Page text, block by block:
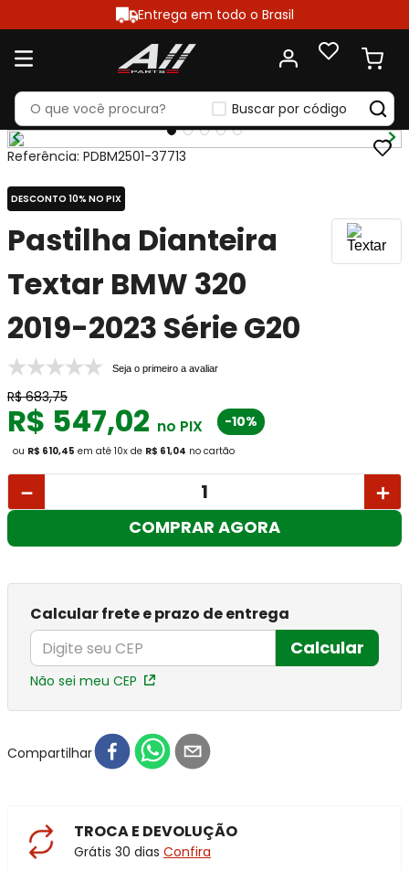
Entrega em todo o Brasil
Buscar por código
Referência: PDBM2501-37713
DESCONTO 10% NO PIX
Pastilha Dianteira
Textar BMW 320
2019-2023 Série G20
Seja o primeiro a avaliar
R$ 683,75
R$ 547,02 no PIX -10%
ou R$ 610,45 em até 10x de R$ 61,04 no cartão
＋
－
COMPRAR AGORA
Calcular frete e prazo de entrega
Calcular
Não sei meu CEP
Compartilhar
TROCA E DEVOLUÇÃO
Grátis 30 dias Confira